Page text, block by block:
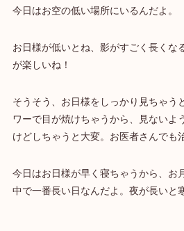
今日はお空の低い場所にいるんだよ。
お日様が低いとね、影がすごく長くな
が楽しいね！
そうそう、お日様をしっかり見ちゃう
ワーで目が焼けちゃうから、見ないよ
けどしちゃうと大変。お医者さんでも
今日はお日様が早く寝ちゃうから、お
中で一番長い日なんだよ。夜が長いと